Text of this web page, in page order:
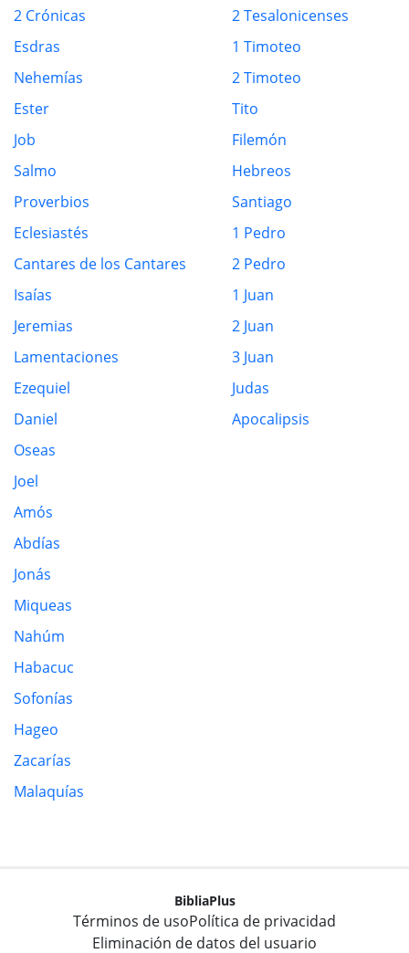
2 Crónicas
Esdras
Nehemías
Ester
Job
Salmo
Proverbios
Eclesiastés
Cantares de los Cantares
Isaías
Jeremias
Lamentaciones
Ezequiel
Daniel
Oseas
Joel
Amós
Abdías
Jonás
Miqueas
Nahúm
Habacuc
Sofonías
Hageo
Zacarías
Malaquías
2 Tesalonicenses
1 Timoteo
2 Timoteo
Tito
Filemón
Hebreos
Santiago
1 Pedro
2 Pedro
1 Juan
2 Juan
3 Juan
Judas
Apocalipsis
BibliaPlus
Términos de usoPolítica de privacidad
Eliminación de datos del usuario